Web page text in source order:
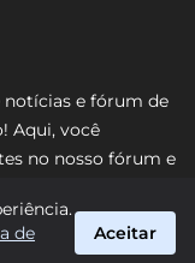
notícias e fórum de
Aqui, você
no nosso fórum e
vibrante da
de
Aceitar